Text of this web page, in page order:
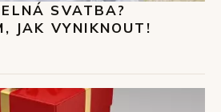
SVATBA?
JAK VYNIKNOUT!